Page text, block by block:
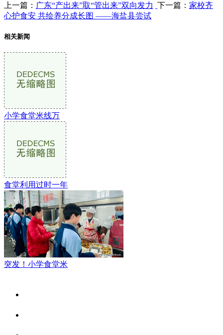
上一篇： 广东“产出来”取“管出来”双向发力 下一篇： 家校齐
心护食安 共绘养分成长图 ——海盐县尝试
相关新闻
小学食堂米线万
食堂利用过时一年
突发！小学食堂米